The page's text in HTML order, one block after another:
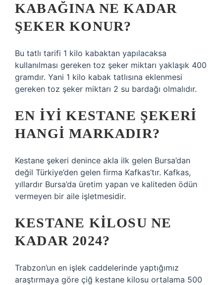
KABAĞINA NE KADAR
ŞEKER KONUR?
Bu tatlı tarifi 1 kilo kabaktan yapılacaksa
kullanılması gereken toz şeker miktarı yaklaşık 400
gramdır. Yani 1 kilo kabak tatlısına eklenmesi
gereken toz şeker miktarı 2 su bardağı olmalıdır.
EN IYI KESTANE ŞEKERI
HANGI MARKADIR?
Kestane şekeri denince akla ilk gelen Bursa’dan
değil Türkiye’den gelen firma Kafkas’tır. Kafkas,
yıllardır Bursa’da üretim yapan ve kaliteden ödün
vermeyen bir aile işletmesidir.
KESTANE KILOSU NE
KADAR 2024?
Trabzon’un en işlek caddelerinde yaptığımız
araştırmaya göre çiğ kestane kilosu ortalama 500